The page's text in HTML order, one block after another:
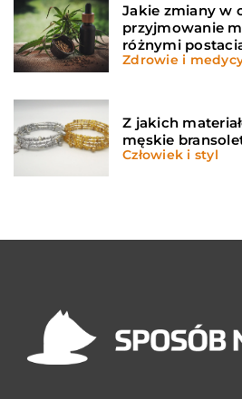
Jakie zmiany w
przyjmowanie
różnymi
Zdrowie i
Z jakich
męskie
Człowiek i styl